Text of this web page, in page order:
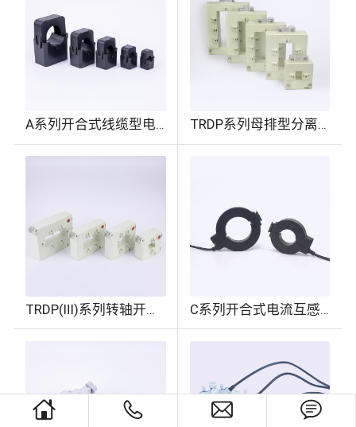
A系列开合式线缆型电...... TRDP系列母排型分离式......
TRDP(Ⅲ)系列转轴开合...... C系列开合式电流互感......
house phone envelope chat_bubble_text